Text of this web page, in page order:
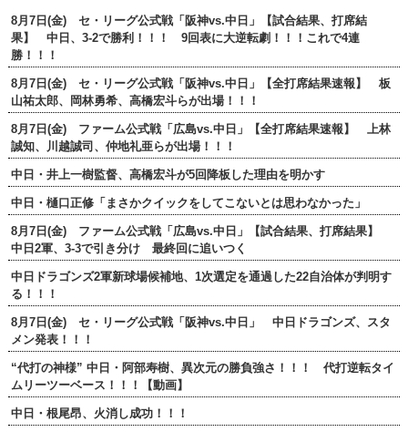
8月7日(金) セ・リーグ公式戦「阪神vs.中日」【試合結果、打席結
果】 中日、3-2で勝利！！！ 9回表に大逆転劇！！！これで4連
勝！！！
8月7日(金) セ・リーグ公式戦「阪神vs.中日」【全打席結果速報】 板
山祐太郎、岡林勇希、高橋宏斗らが出場！！！
8月7日(金) ファーム公式戦「広島vs.中日」【全打席結果速報】 上林
誠知、川越誠司、仲地礼亜らが出場！！！
中日・井上一樹監督、高橋宏斗が5回降板した理由を明かす
中日・樋口正修「まさかクイックをしてこないとは思わなかった」
8月7日(金) ファーム公式戦「広島vs.中日」【試合結果、打席結果】
中日2軍、3-3で引き分け 最終回に追いつく
中日ドラゴンズ2軍新球場候補地、1次選定を通過した22自治体が判明す
る！！！
8月7日(金) セ・リーグ公式戦「阪神vs.中日」 中日ドラゴンズ、スタ
メン発表！！！
“代打の神様” 中日・阿部寿樹、異次元の勝負強さ！！！ 代打逆転タイ
ムリーツーベース！！！【動画】
中日・根尾昂、火消し成功！！！